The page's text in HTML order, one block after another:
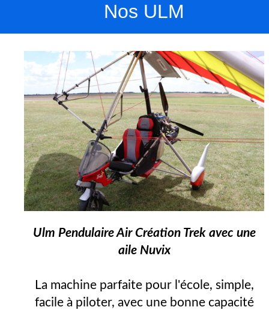
Nos ULM
Ulm Pendulaire Air Création Trek avec une
aile Nuvix
La machine parfaite pour l'école, simple,
facile à piloter, avec une bonne capacité